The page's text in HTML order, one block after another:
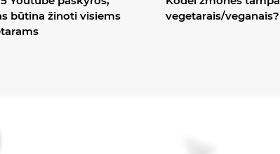
būtina žinoti visiems
vegetarais/veganais?